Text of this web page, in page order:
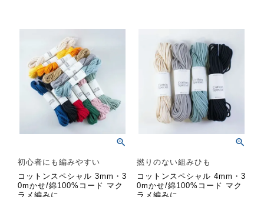
初心者にも編みやすい
コットンスペシャル 3mm・3
0mかせ/綿100%コード マク
ラメ編みに
撚りのない組みひも
コットンスペシャル 4mm・3
0mかせ/綿100%コード マク
ラメ編みに